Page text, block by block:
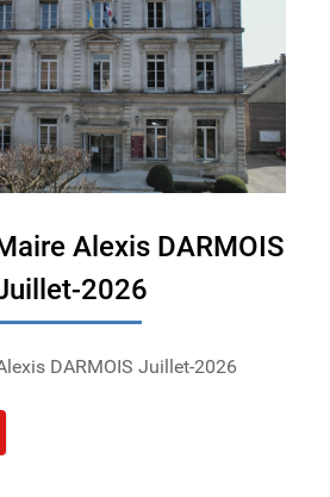
Alexis DARMOIS
2026
DARMOIS Juillet-2026